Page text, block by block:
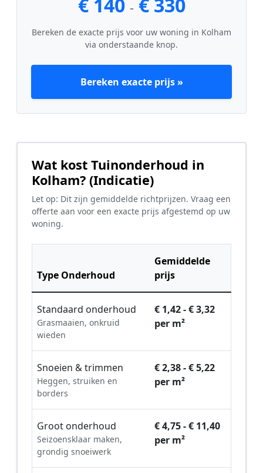
€ 140 - € 330
Bereken de exacte prijs voor uw woning in Kolham
via onderstaande knop.
Bereken exacte prijs »
Wat kost Tuinonderhoud in
Kolham? (Indicatie)
Let op: Dit zijn gemiddelde richtprijzen. Vraag een
offerte aan voor een exacte prijs afgestemd op uw
woning.
Type Onderhoud
Gemiddelde
prijs
Standaard onderhoud
Grasmaaien, onkruid
wieden
€ 1,42 - € 3,32
per m²
Snoeien & trimmen
Heggen, struiken en
borders
€ 2,38 - € 5,22
per m²
Groot onderhoud
Seizoensklaar maken,
grondig snoeiwerk
€ 4,75 - € 11,40
per m²